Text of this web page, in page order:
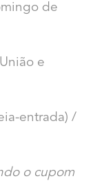
de
e
entrada) /
o cupom